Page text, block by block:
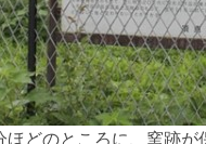
ほどのところに、窯跡